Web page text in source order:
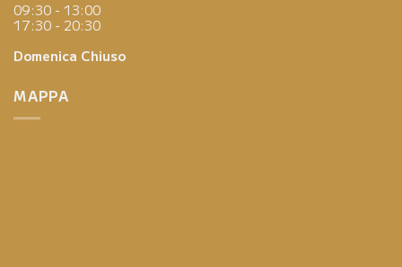
09:30 - 13:00
17:30 - 20:30
Domenica Chiuso
MAPPA